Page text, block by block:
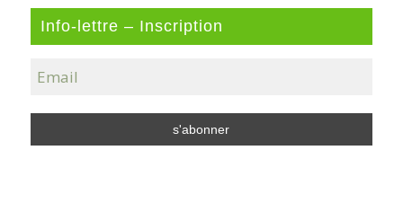
Info-lettre – Inscription